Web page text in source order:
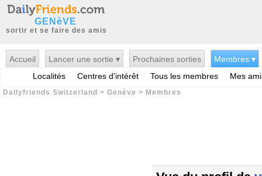
GENèVE
sortir et se faire des amis
Accueil Lancer une sortie ▾ Prochaines sorties
Membres ▾
Localités
Centres d'intérêt Tous les membres Mes
Dailyfriends Switzerland > Genève > Membres